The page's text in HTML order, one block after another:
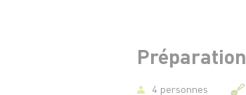
Préparation
4 personnes